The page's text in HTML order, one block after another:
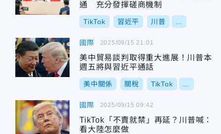
通 充分發揮磋商機制
TikTok 習近平 川普
國際
美中貿易談判取得重大進展！川普本
週五將與習近平通話
美中關係 關稅 TikTok
2025/09/15 21:01
國際
TikTok「不賣就禁」再延？川普喊：
看大陸怎麼做
2025/09/15 09:42